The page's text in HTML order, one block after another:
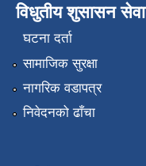
विधुतीय शुसासन सेवा
घटना दर्ता
सामाजिक सुरक्षा
नागरिक वडापत्र
निवेदनको ढाँचा